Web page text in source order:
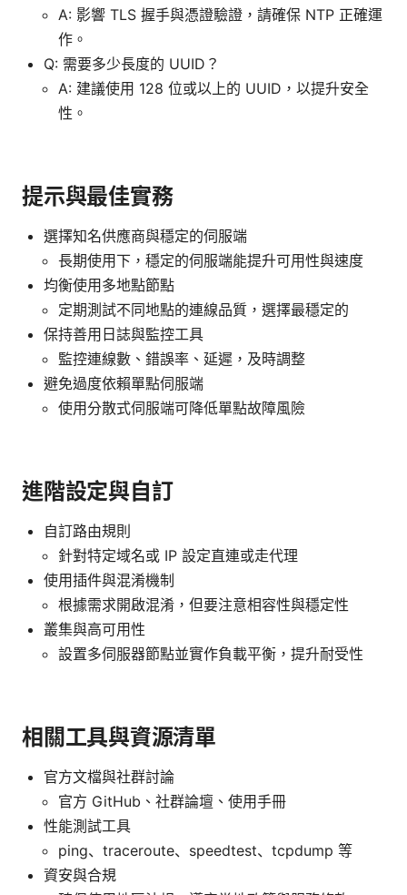
A: 影響 TLS 握手與憑證驗證，請確保 NTP 正確運
作。
Q: 需要多少長度的 UUID？
A: 建議使用 128 位或以上的 UUID，以提升安全
性。
提示與最佳實務
選擇知名供應商與穩定的伺服端
長期使用下，穩定的伺服端能提升可用性與速度
均衡使用多地點節點
定期測試不同地點的連線品質，選擇最穩定的
保持善用日誌與監控工具
監控連線數、錯誤率、延遲，及時調整
避免過度依賴單點伺服端
使用分散式伺服端可降低單點故障風險
進階設定與自訂
自訂路由規則
針對特定域名或 IP 設定直連或走代理
使用插件與混淆機制
根據需求開啟混淆，但要注意相容性與穩定性
叢集與高可用性
設置多伺服器節點並實作負載平衡，提升耐受性
相關工具與資源清單
官方文檔與社群討論
官方 GitHub、社群論壇、使用手冊
性能測試工具
ping、traceroute、speedtest、tcpdump 等
資安與合規